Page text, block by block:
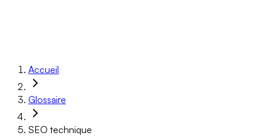
Accueil
Glossaire
SEO technique